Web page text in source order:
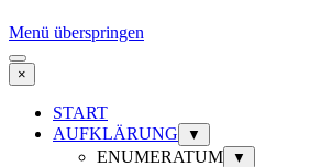
Menü überspringen
×
START
AUFKLÄRUNG
▼
ENUMERATUM ▼